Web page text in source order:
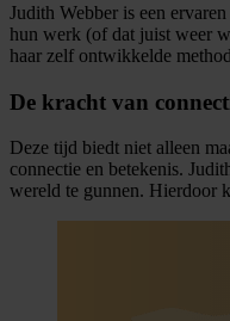
Judith Webber is een
hun werk (of dat juist weer
haar zelf ontwikkelde
De kracht van
Deze tijd biedt niet alleen
connectie en betekenis.
wereld te gunnen. Hierdoor